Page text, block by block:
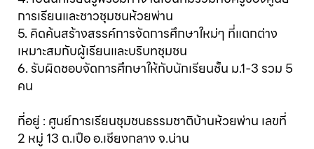
การเรียนและชาวชุมชนห้วยพ่าน
5. คิดค้นสร้างสรรค์การจัดการศึกษาใหม่ๆ ที่แตกต่าง
เหมาะสมกับผู้เรียนและบริบทชุมชน
6. รับผิดชอบจัดการศึกษาให้กับนักเรียนชั้น ม.1-3 รวม 5
คน
ที่อยู่ : ศูนย์การเรียนชุมชนธรรมชาติบ้านห้วยพ่าน เลขที่
2 หมู่ 13 ต.เปือ อ.เชียงกลาง จ.น่าน